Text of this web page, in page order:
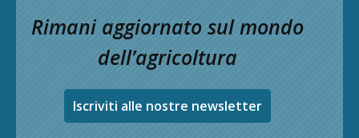
Rimani aggiornato sul mondo
dell’agricoltura
Iscriviti alle nostre newsletter